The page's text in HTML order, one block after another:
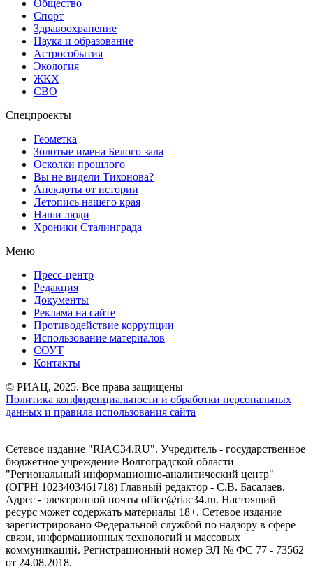
Общество
Спорт
Здравоохранение
Наука и образование
Астрособытия
Экология
ЖКХ
СВО
Спецпроекты
Геометка
Золотые имена Белого зала
Осколки прошлого
Вы не видели Тихонова?
Анекдоты от истории
Летопись нашего края
Наши люди
Хроники Сталинграда
Меню
Пресс-центр
Редакция
Документы
Реклама на сайте
Противодействие коррупции
Использование материалов
СОУТ
Контакты
© РИАЦ, 2025. Все права защищены
Политика конфиденциальности и обработки персональных
данных и правила использования сайта
Сетевое издание "RIAC34.RU". Учредитель - государственное
бюджетное учреждение Волгоградской области
"Региональный информационно-аналитический центр"
(ОГРН 1023403461718) Главный редактор - С.В. Басалаев.
Адрес - электронной почты office@riac34.ru. Настоящий
ресурс может содержать материалы 18+. Сетевое издание
зарегистрировано Федеральной службой по надзору в сфере
связи, информационных технологий и массовых
коммуникаций. Регистрационный номер ЭЛ № ФС 77 - 73562
от 24.08.2018.